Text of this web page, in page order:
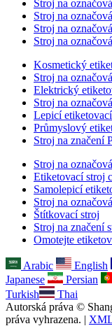
Stroj na
Stroj na
Stroj na
Stroj na
Kosmetický
Stroj na
Elektrický
Stroj na
Lepicí
Průmyslový
Stroj na značení
Stroj na
Etiketovací stroj
Samolepicí
Stroj na
Štítkovací stroj
Stroj na značení
Omotejte
Arabic English
Japanese
Persian
Turkish
Thai
Autorská práva ©
práva vyhrazena. |